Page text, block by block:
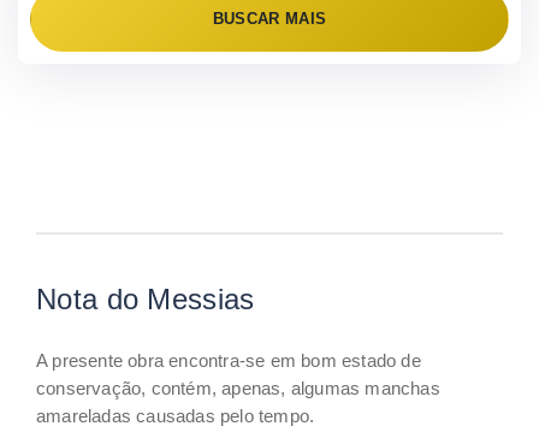
BUSCAR MAIS
Nota do Messias
A presente obra encontra-se em bom estado de
conservação, contém, apenas, algumas manchas
amareladas causadas pelo tempo.